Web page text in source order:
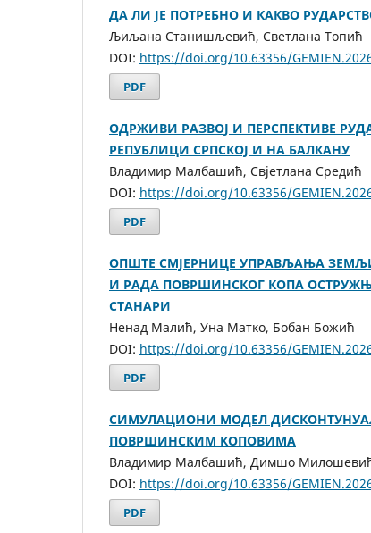
ДA ЛИ ЈЕ ПОТРЕБНО И КАКВО
Љиљана Станишљевић, Светлана Топић
DOI: https://doi.org/10.63356/
PDF
ОДРЖИВИ РАЗВОЈ И ПЕРСПЕКТИВЕ
РЕПУБЛИЦИ СРПСКОЈ И НА БАЛКАНУ
Владимир Малбашић, Свјетлана Средић
DOI: https://doi.org/10.63356/
PDF
ОПШТЕ СМЈЕРНИЦЕ УПРАВЉАЊА
И РАДА ПОВРШИНСКОГ КОПА
СТАНАРИ
Ненад Малић, Уна Матко, Бобан Божић
DOI: https://doi.org/10.63356/
PDF
СИМУЛАЦИОНИ МОДЕЛ
ПОВРШИНСКИМ КОПОВИМА
Владимир Малбашић, Димшо
DOI: https://doi.org/10.63356/
PDF